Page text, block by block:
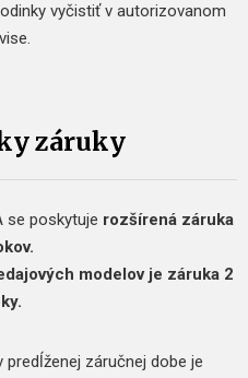
vyčistiť v autorizovanom
záruky
se poskytuje rozšírená záruka
modelov je záruka 2
záručnej dobe je